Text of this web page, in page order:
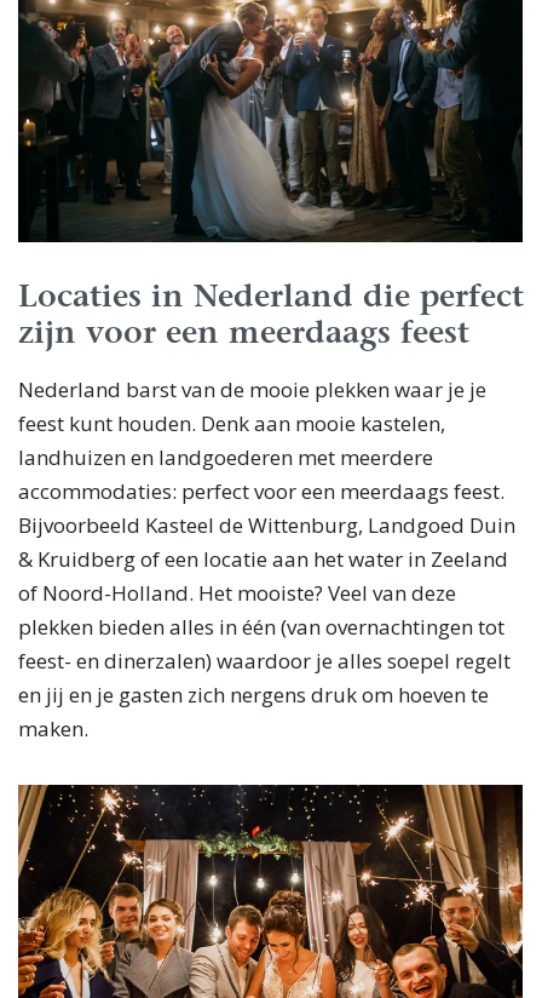
Locaties in Nederland die perfect
zijn voor een meerdaags feest
Nederland barst van de mooie plekken waar je je
feest kunt houden. Denk aan mooie kastelen,
landhuizen en landgoederen met meerdere
accommodaties: perfect voor een meerdaags feest.
Bijvoorbeeld Kasteel de Wittenburg, Landgoed Duin
& Kruidberg of een locatie aan het water in Zeeland
of Noord-Holland. Het mooiste? Veel van deze
plekken bieden alles in één (van overnachtingen tot
feest- en dinerzalen) waardoor je alles soepel regelt
en jij en je gasten zich nergens druk om hoeven te
maken.